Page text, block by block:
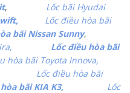
, Lốc bãi Hyudai
Lốc điều hòa bãi
bãi Nissan Sunny,
Lốc điều hòa bãi
hòa bãi Toyota Innova,
Lốc điều hòa bãi
bãi KIA K3,
Lốc